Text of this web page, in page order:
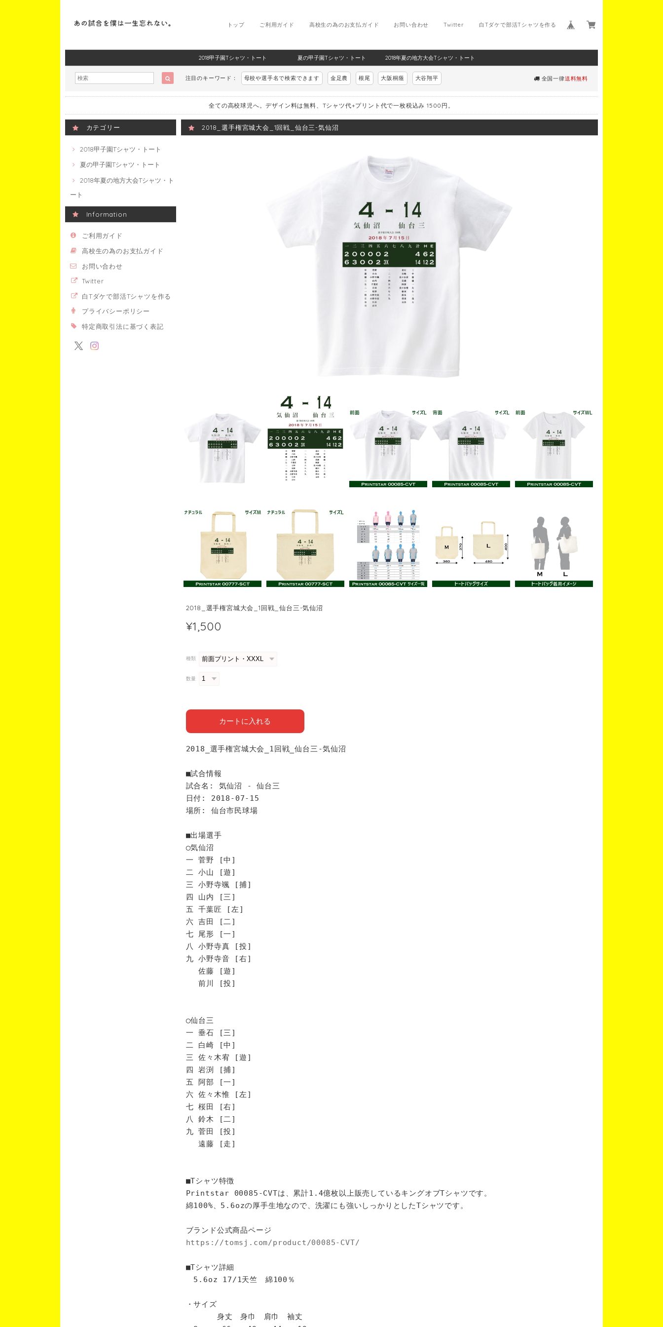
白Tダケで部活Tシャツを作る
Twitter
お問い合わせ
高校生の為のお支払ガイド
ご利用ガイド
トップ
2018甲子園Tシャツ・トート 夏の甲子園Tシャツ・トート 2018年夏の地方大会Tシャツ・トート
注目のキーワード： 母校や選手名で検索できます 金足農 根尾 大阪桐蔭 大谷翔平 全国一律送料無料
全ての高校球児へ。デザイン料は無料、Tシャツ代+プリント代で一枚税込み 1500円。
カテゴリー
2018甲子園Tシャツ・トート
夏の甲子園Tシャツ・トート
2018年夏の地方大会Tシャツ・ト
ート
Information
ご利用ガイド
高校生の為のお支払ガイド
お問い合わせ
Twitter
白Tダケで部活Tシャツを作る
プライバシーポリシー
特定商取引法に基づく表記
2018_選手権宮城大会_1回戦_仙台三-気仙沼
2018_選手権宮城大会_1回戦_仙台三-気仙沼
¥1,500
種類
数量
カートに入れる
2018_選手権宮城大会_1回戦_仙台三-気仙沼
■試合情報
試合名: 気仙沼 - 仙台三
日付: 2018-07-15
場所: 仙台市民球場
■出場選手
◯気仙沼
一 菅野 [中]
二 小山 [遊]
三 小野寺颯 [捕]
四 山内 [三]
五 千葉匠 [左]
六 吉田 [二]
七 尾形 [一]
八 小野寺真 [投]
九 小野寺音 [右]
佐藤 [遊]
前川 [投]
◯仙台三
一 垂石 [三]
二 白崎 [中]
三 佐々木宥 [遊]
四 岩渕 [捕]
五 阿部 [一]
六 佐々木惟 [左]
七 桜田 [右]
八 鈴木 [二]
九 菅田 [投]
遠藤 [走]
■Tシャツ特徴
Printstar 00085-CVTは、累計1.4億枚以上販売しているキングオブTシャツです。
綿100%、5.6ozの厚手生地なので、洗濯にも強いしっかりとしたTシャツです。
ブランド公式商品ページ
https://tomsj.com/product/00085-CVT/
■Tシャツ詳細
5.6oz 17/1天竺 綿100％
・サイズ
身丈 身巾 肩巾 袖丈